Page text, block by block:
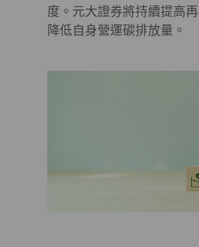
度。元大證券將持續提高
降低自身營運碳排放量。